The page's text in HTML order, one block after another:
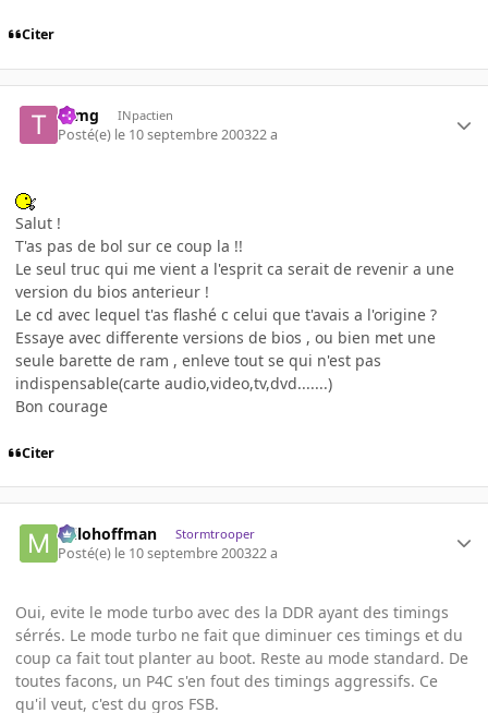
Citer
tomg INpactien
Posté(e) le 10 septembre 200322 a
Salut !
T'as pas de bol sur ce coup la !!
Le seul truc qui me vient a l'esprit ca serait de revenir a une
version du bios anterieur !
Le cd avec lequel t'as flashé c celui que t'avais a l'origine ?
Essaye avec differente versions de bios , ou bien met une
seule barette de ram , enleve tout se qui n'est pas
indispensable(carte audio,video,tv,dvd.......)
Bon courage
Citer
milohoffman Stormtrooper
Posté(e) le 10 septembre 200322 a
Oui, evite le mode turbo avec des la DDR ayant des timings
sérrés. Le mode turbo ne fait que diminuer ces timings et du
coup ca fait tout planter au boot. Reste au mode standard. De
toutes facons, un P4C s'en fout des timings aggressifs. Ce
qu'il veut, c'est du gros FSB.